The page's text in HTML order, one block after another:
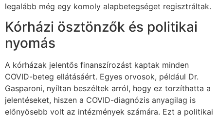
legalább még egy komoly alapbetegséget regisztráltak.
Kórházi ösztönzők és politikai
nyomás
A kórházak jelentős finanszírozást kaptak minden
COVID-beteg ellátásáért. Egyes orvosok, például Dr.
Gasparoni, nyíltan beszéltek arról, hogy ez torzíthatta a
jelentéseket, hiszen a COVID-diagnózis anyagilag is
előnyösebb volt az intézmények számára. Ezt a politikai